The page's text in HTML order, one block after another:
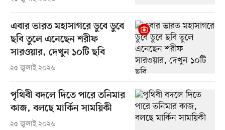
এবার ভারত মহাসাগরে ডুবে ডুবে
ছবি তুলে এনেছেন শরীফ
সারওয়ার, দেখুন ১০টি ছবি
২৫ জুলাই ২০২৬
পৃথিবী বদলে দিতে পারে তনিমার
কাজ, বলছে মার্কিন সাময়িকী
২৫ জুলাই ২০২৬